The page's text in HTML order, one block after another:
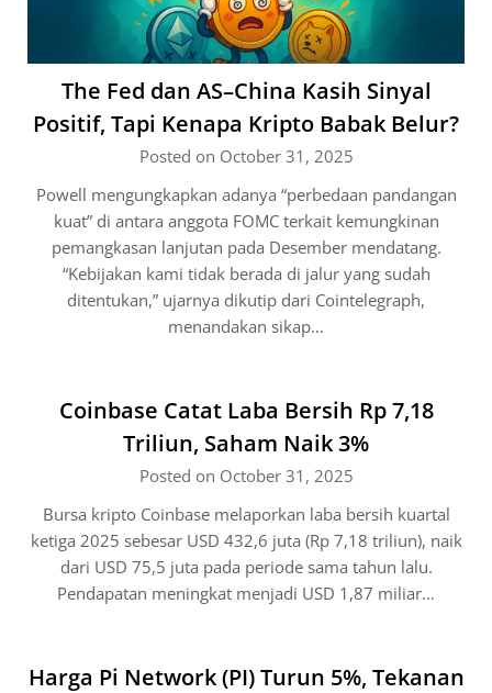
The Fed dan AS–China Kasih Sinyal
Positif, Tapi Kenapa Kripto Babak Belur?
Posted on October 31, 2025
Powell mengungkapkan adanya “perbedaan pandangan
kuat” di antara anggota FOMC terkait kemungkinan
pemangkasan lanjutan pada Desember mendatang.
“Kebijakan kami tidak berada di jalur yang sudah
ditentukan,” ujarnya dikutip dari Cointelegraph,
menandakan sikap…
Coinbase Catat Laba Bersih Rp 7,18
Triliun, Saham Naik 3%
Posted on October 31, 2025
Bursa kripto Coinbase melaporkan laba bersih kuartal
ketiga 2025 sebesar USD 432,6 juta (Rp 7,18 triliun), naik
dari USD 75,5 juta pada periode sama tahun lalu.
Pendapatan meningkat menjadi USD 1,87 miliar…
Harga Pi Network (PI) Turun 5%, Tekanan